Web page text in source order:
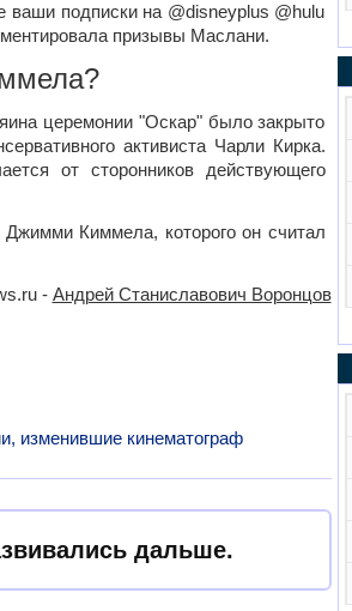
подписки на @disneyplus @hulu
призывы Маслани.
церемонии "Оскар" было закрыто
активиста Чарли Кирка.
от сторонников действующего
Киммела, которого он считал
- Андрей Станиславович Воронцов
изменившие кинематограф
дальше.